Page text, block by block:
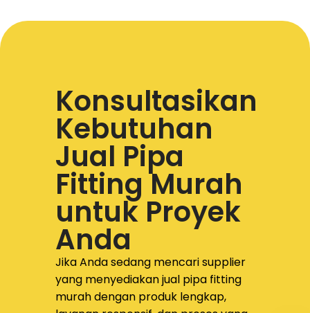
Konsultasikan
Kebutuhan
Jual Pipa
Fitting Murah
untuk Proyek
Anda
Jika Anda sedang mencari supplier
yang menyediakanjual pipa fitting
murah dengan produk lengkap,